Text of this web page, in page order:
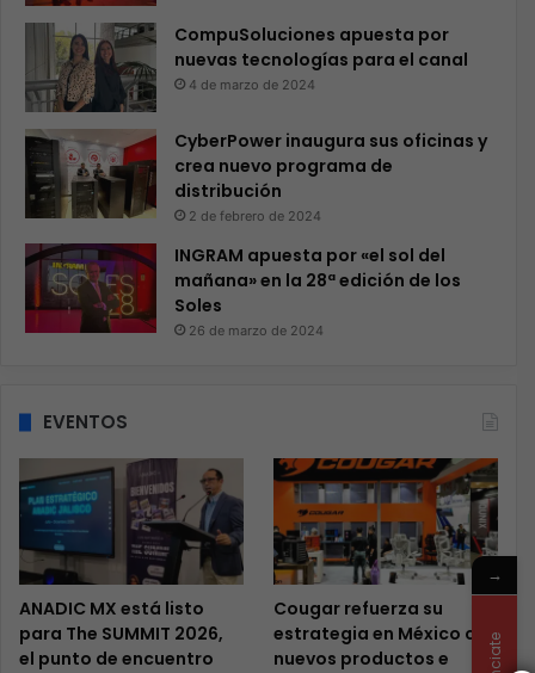
CompuSoluciones apuesta por
nuevas tecnologías para el canal
4 de marzo de 2024
CyberPower inaugura sus oficinas y
crea nuevo programa de
distribución
2 de febrero de 2024
INGRAM apuesta por «el sol del
mañana» en la 28ª edición de los
Soles
26 de marzo de 2024
EVENTOS
ANADIC MX está listo
para The SUMMIT 2026,
el punto de encuentro
Cougar refuerza su
estrategia en México con
nuevos productos e
→